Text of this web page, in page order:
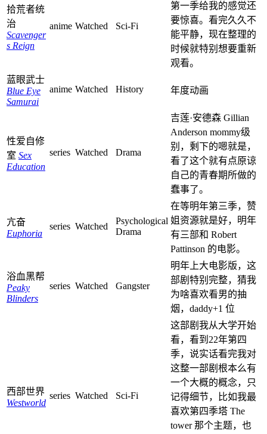
拾荒者统
治
Scavenger
s Reign
anime Watched Sci-Fi
第一季给我的感觉还
要惊喜。看完久久不
能平静，现在整理的
时候就特别想要重新
观看。
蓝眼武士
Blue Eye
Samurai
anime Watched History 年度动画
性爱自修
室 Sex
Education
series Watched Drama
吉莲·安德森 Gillian
Anderson mommy级
别，剩下的嗯就是，
看了这个就有点原谅
自己的青春期所做的
蠢事了。
亢奋
Euphoria
series Watched
Psychological
Drama
在等明年第三季，赞
姐资源就是好，明年
有三部和 Robert
Pattinson 的电影。
浴血黑帮
Peaky
Blinders
series Watched Gangster
明年上大电影版，这
部剧特别完整，猜我
为啥喜欢看男的抽
烟，daddy+1 位
西部世界
Westworld
series Watched Sci-Fi
这部剧我从大学开始
看，看到22年第四
季，说实话看完我对
这整一部剧根本么有
一个大概的概念，只
记得细节，比如我最
喜欢第四季塔 The
tower 那个主题，也